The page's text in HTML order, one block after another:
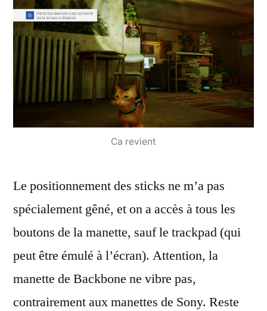
Ca revient
Le positionnement des sticks ne m’a pas
spécialement gêné, et on a accès à tous les
boutons de la manette, sauf le trackpad (qui
peut être émulé à l’écran). Attention, la
manette de Backbone ne vibre pas,
contrairement aux manettes de Sony. Reste